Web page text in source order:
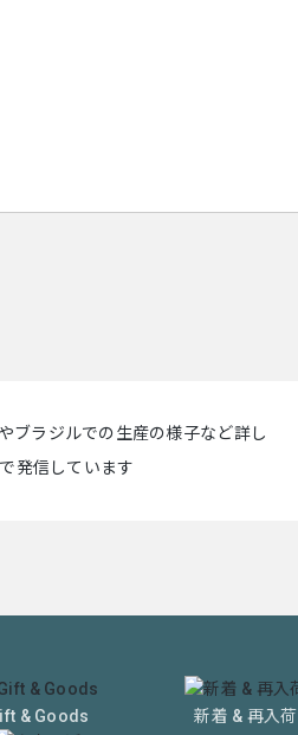
ブラジルでの生産の様子など詳し
発信しています
& Goods 新着 & 再入荷